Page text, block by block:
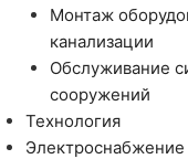
Монтаж
канализации
Обслуживание
сооружений
Технология
Электроснабжение